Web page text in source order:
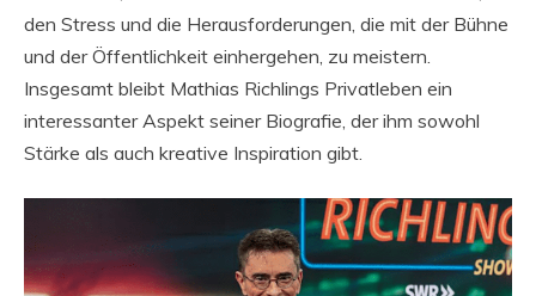
den Stress und die Herausforderungen, die mit der Bühne
und der Öffentlichkeit einhergehen, zu meistern.
Insgesamt bleibt Mathias Richlings Privatleben ein
interessanter Aspekt seiner Biografie, der ihm sowohl
Stärke als auch kreative Inspiration gibt.